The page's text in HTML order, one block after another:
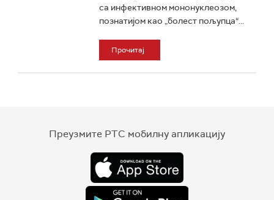
са инфективном мононуклеозом,
познатијом као „болест пољупца“...
Прочитај
Преузмите РТС мобилну апликацију